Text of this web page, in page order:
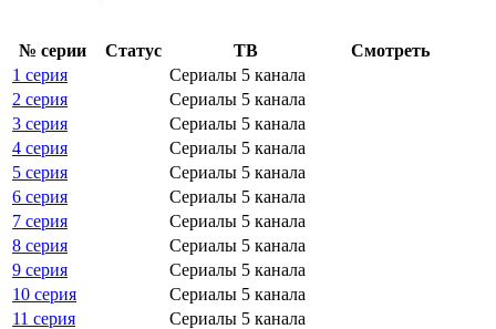
№ се­рии Ста­тус ТВ
Смот­реть
1 серия
Сериалы 5 канала
2 серия
Сериалы 5 канала
3 серия
Сериалы 5 канала
4 серия
Сериалы 5 канала
5 серия
Сериалы 5 канала
6 серия
Сериалы 5 канала
7 серия
Сериалы 5 канала
8 серия
Сериалы 5 канала
9 серия
Сериалы 5 канала
10 серия
Сериалы 5 канала
11 серия
Сериалы 5 канала